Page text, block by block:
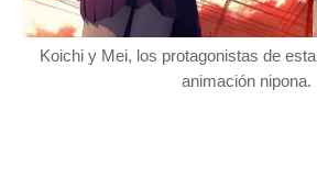
Koichi y Mei, los protagonistas de esta
animación nipona.